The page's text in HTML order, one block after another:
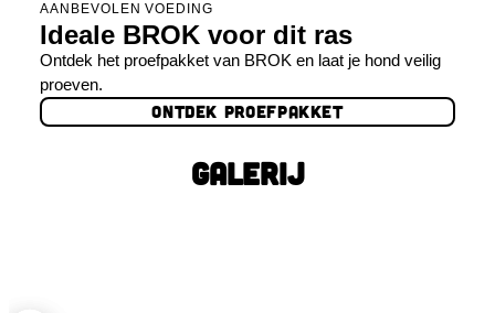
AANBEVOLEN VOEDING
Ideale BROK voor dit ras
Ontdek het proefpakket van BROK en laat je hond veilig
proeven.
ONTDEK PROEFPAKKET
GALERIJ